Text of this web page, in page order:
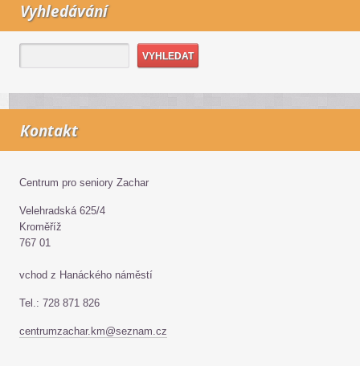
Vyhledávání
Kontakt
Centrum pro seniory Zachar
Velehradská 625/4
Kroměříž
767 01
vchod z Hanáckého náměstí
Tel.: 728 871 826
centrumzachar.km@seznam.cz